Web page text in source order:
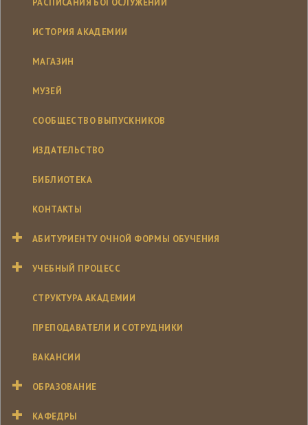
РАСПИСАНИЯ БОГОСЛУЖЕНИЙ
ИСТОРИЯ АКАДЕМИИ
МАГАЗИН
МУЗЕЙ
СООБЩЕСТВО ВЫПУСКНИКОВ
ИЗДАТЕЛЬСТВО
БИБЛИОТЕКА
КОНТАКТЫ
АБИТУРИЕНТУ ОЧНОЙ ФОРМЫ ОБУЧЕНИЯ
УЧЕБНЫЙ ПРОЦЕСС
СТРУКТУРА АКАДЕМИИ
ПРЕПОДАВАТЕЛИ И СОТРУДНИКИ
ВАКАНСИИ
ОБРАЗОВАНИЕ
КАФЕДРЫ